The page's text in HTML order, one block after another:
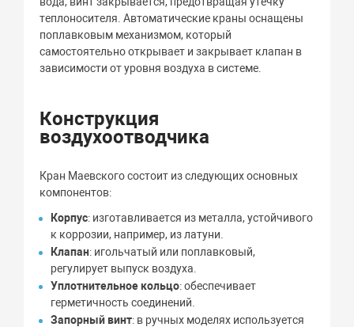
теплоносителя. Автоматические краны оснащены
поплавковым механизмом, который
самостоятельно открывает и закрывает клапан в
зависимости от уровня воздуха в системе.
Конструкция
воздухоотводчика
Кран Маевского состоит из следующих основных
компонентов:
Корпус: изготавливается из металла, устойчивого
к коррозии, например, из латуни.
Клапан: игольчатый или поплавковый,
регулирует выпуск воздуха.
Уплотнительное кольцо: обеспечивает
герметичность соединений.
Запорный винт: в ручных моделях используется